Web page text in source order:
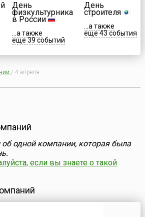
День
физкультурника
в России
...а также
еще 39 событий
День
строителя
...а также
еще 43 события
/ 4 апреля
одной компании, которая была
если вы знаете о такой